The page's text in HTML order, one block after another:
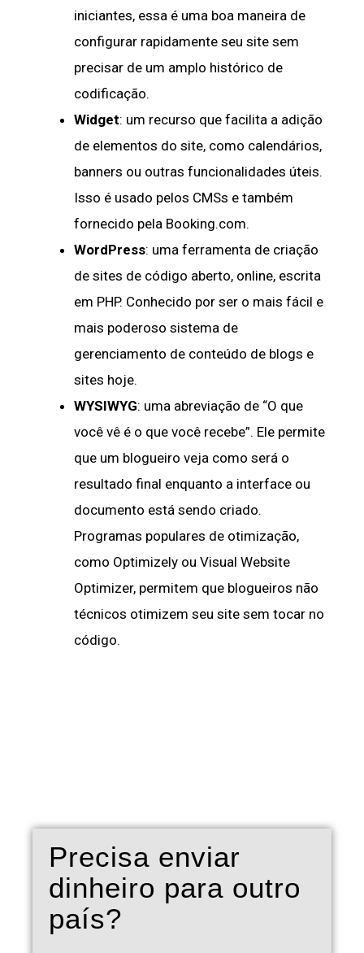
iniciantes, essa é uma boa maneira de
configurar rapidamente seu site sem
precisar de um amplo histórico de
codificação.
Widget: um recurso que facilita a adição
de elementos do site, como calendários,
banners ou outras funcionalidades úteis.
Isso é usado pelos CMSs e também
fornecido pela Booking.com.
WordPress: uma ferramenta de criação
de sites de código aberto, online, escrita
em PHP. Conhecido por ser o mais fácil e
mais poderoso sistema de
gerenciamento de conteúdo de blogs e
sites hoje.
WYSIWYG: uma abreviação de “O que
você vê é o que você recebe”. Ele permite
que um blogueiro veja como será o
resultado final enquanto a interface ou
documento está sendo criado.
Programas populares de otimização,
como Optimizely ou Visual Website
Optimizer, permitem que blogueiros não
técnicos otimizem seu site sem tocar no
código.
Precisa enviar
dinheiro para outro
país?